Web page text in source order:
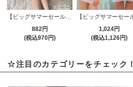
882円
(税込970円)
1,024円
(税込1,126円)
☆注目のカテゴリーをチェック！